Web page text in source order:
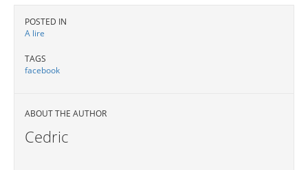
POSTED IN
A lire
TAGS
facebook
ABOUT THE AUTHOR
Cedric